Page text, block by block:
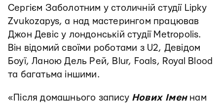
Сергієм Заболотним у столичній студії Lipky
Zvukozapys, а над мастерингом працював
Джон Девіс у лондонській студії Metropolis.
Він відомий своїми роботами з U2, Девідом
Боуї, Ланою Дель Рей, Blur, Foals, Royal Blood
та багатьма іншими.
«Після домашнього запису Нових Іменнам